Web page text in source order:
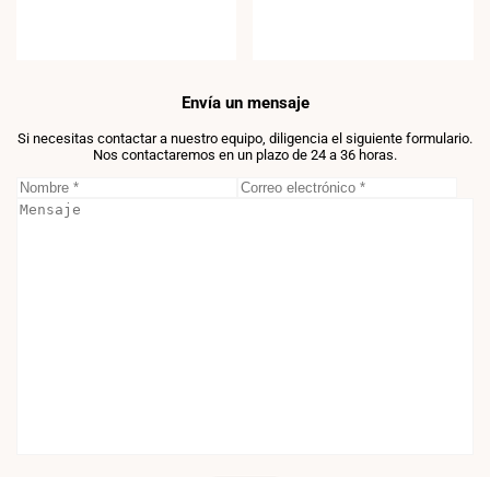
Envía un mensaje
Si necesitas contactar a nuestro equipo, diligencia el siguiente formulario.
Nos contactaremos en un plazo de 24 a 36 horas.